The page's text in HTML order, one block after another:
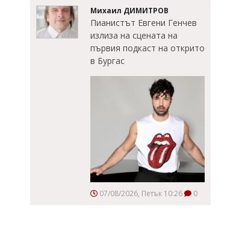
Михаил ДИМИТРОВ
Пианистът Евгени Генчев
излиза на сцената на
първия подкаст на открито
в Бургас
07/08/2026, Петък 10:26 0